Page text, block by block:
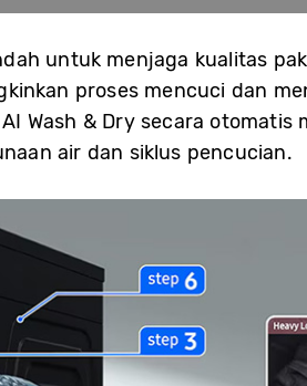
untuk menjaga kualitas
proses mencuci dan
Wash & Dry secara otomatis
air dan siklus pencucian.